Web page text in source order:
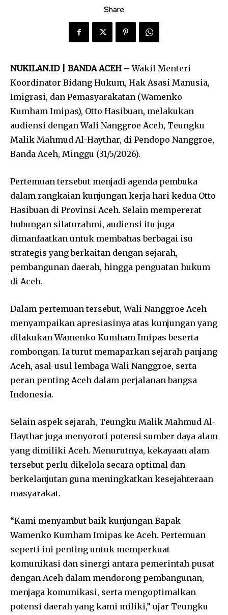
Share
NUKILAN.ID | BANDA ACEH – Wakil Menteri
Koordinator Bidang Hukum, Hak Asasi Manusia,
Imigrasi, dan Pemasyarakatan (Wamenko
Kumham Imipas), Otto Hasibuan, melakukan
audiensi dengan Wali Nanggroe Aceh, Teungku
Malik Mahmud Al-Haythar, di Pendopo Nanggroe,
Banda Aceh, Minggu (31/5/2026).
Pertemuan tersebut menjadi agenda pembuka
dalam rangkaian kunjungan kerja hari kedua Otto
Hasibuan di Provinsi Aceh. Selain mempererat
hubungan silaturahmi, audiensi itu juga
dimanfaatkan untuk membahas berbagai isu
strategis yang berkaitan dengan sejarah,
pembangunan daerah, hingga penguatan hukum
di Aceh.
Dalam pertemuan tersebut, Wali Nanggroe Aceh
menyampaikan apresiasinya atas kunjungan yang
dilakukan Wamenko Kumham Imipas beserta
rombongan. Ia turut memaparkan sejarah panjang
Aceh, asal-usul lembaga Wali Nanggroe, serta
peran penting Aceh dalam perjalanan bangsa
Indonesia.
Selain aspek sejarah, Teungku Malik Mahmud Al-
Haythar juga menyoroti potensi sumber daya alam
yang dimiliki Aceh. Menurutnya, kekayaan alam
tersebut perlu dikelola secara optimal dan
berkelanjutan guna meningkatkan kesejahteraan
masyarakat.
“Kami menyambut baik kunjungan Bapak
Wamenko Kumham Imipas ke Aceh. Pertemuan
seperti ini penting untuk memperkuat
komunikasi dan sinergi antara pemerintah pusat
dengan Aceh dalam mendorong pembangunan,
menjaga komunikasi, serta mengoptimalkan
potensi daerah yang kami miliki,” ujar Teungku